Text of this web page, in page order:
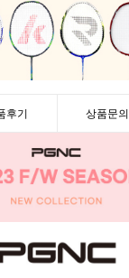
후기 상품문의